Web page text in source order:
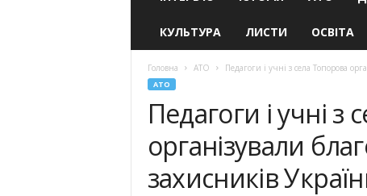
КУЛЬТУРА ЛИСТИ ОСВІТА
Головна АТО Педагоги і учні з села Топорова
АТО
Педагоги і учні з
організували
захисників